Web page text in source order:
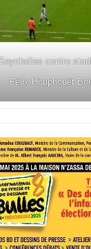
contre
Félix Houphouët